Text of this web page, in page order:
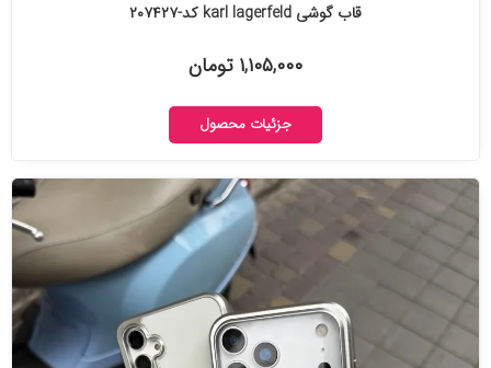
قاب گوشی karl lagerfeld کد-۲۰۷۴۲۷
۱,۱۰۵,۰۰۰ تومان
جزئیات محصول